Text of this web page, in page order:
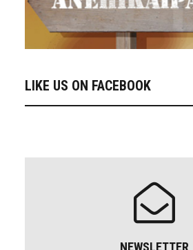
LIKE US ON FACEBOOK
NEWSLETTER